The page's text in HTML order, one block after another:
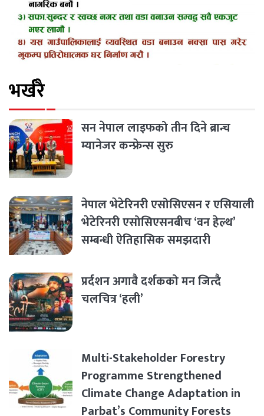
भर्खरै
सन नेपाल लाइफको तीन दिने ब्रान्च
म्यानेजर कन्फ्रेन्स सुरु
नेपाल भेटेरिनरी एसोसिएसन र एसियाली
भेटेरिनरी एसोसिएसनबीच ‘वन हेल्थ’
सम्बन्धी ऐतिहासिक समझदारी
प्रर्दशन अगावै दर्शकको मन जित्दै
चलचित्र ‘हली’
Multi-Stakeholder Forestry
Programme Strengthened
Climate Change Adaptation in
Parbat’s Community Forests